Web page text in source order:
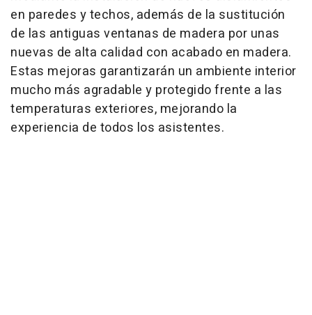
en paredes y techos, además de la sustitución
de las antiguas ventanas de madera por unas
nuevas de alta calidad con acabado en madera.
Estas mejoras garantizarán un ambiente interior
mucho más agradable y protegido frente a las
temperaturas exteriores, mejorando la
experiencia de todos los asistentes.